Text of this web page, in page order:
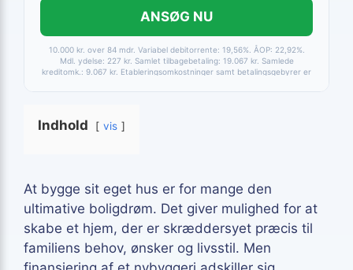
ANSØG NU
10.000 kr. over 84 mdr. Variabel debitorrente: 19,56%. ÅOP: 22,92%.
Mdl. ydelse: 227 kr. Samlet tilbagebetaling: 19.067 kr. Samlede
kreditomk.: 9.067 kr. Etableringsomkostninger samt betalingsgebyrer er
Indhold vis
At bygge sit eget hus er for mange den
ultimative boligdrøm. Det giver mulighed for at
skabe et hjem, der er skræddersyet præcis til
familiens behov, ønsker og livsstil. Men